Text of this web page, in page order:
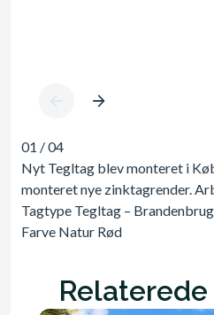
01 /04
Nyt Tegltag blev monteret i
monteret nye zinktagrender.
Tagtype Tegltag –
Farve Natur Rød